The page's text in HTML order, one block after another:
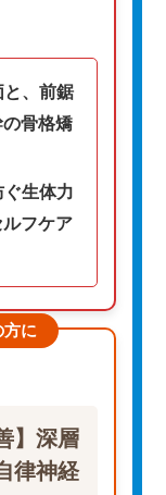
、前鋸
骨格矯
生体力
フケア
に
】深層
律神経